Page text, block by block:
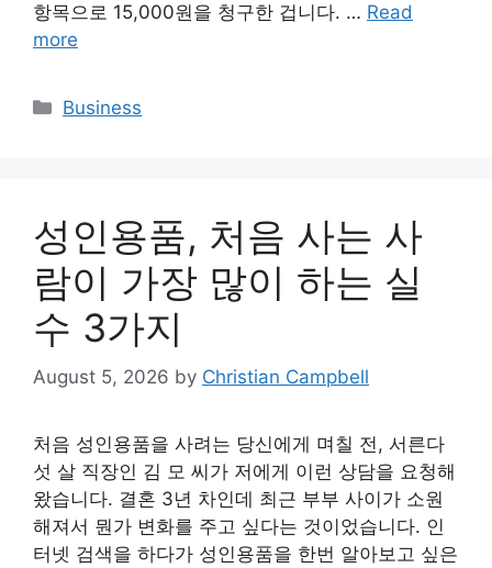
항목으로 15,000원을 청구한 겁니다. … Read
more
Categories
Business
성인용품, 처음 사는 사
람이 가장 많이 하는 실
수 3가지
August 5, 2026 by Christian Campbell
처음 성인용품을 사려는 당신에게 며칠 전, 서른다
섯 살 직장인 김 모 씨가 저에게 이런 상담을 요청해
왔습니다. 결혼 3년 차인데 최근 부부 사이가 소원
해져서 뭔가 변화를 주고 싶다는 것이었습니다. 인
터넷 검색을 하다가 성인용품을 한번 알아보고 싶은